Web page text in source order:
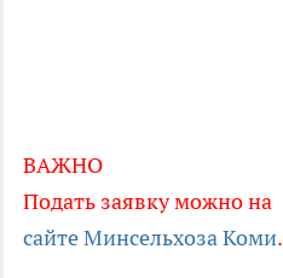
ВАЖНО
Подать заявку можно на
сайте Минсельхоза Коми.